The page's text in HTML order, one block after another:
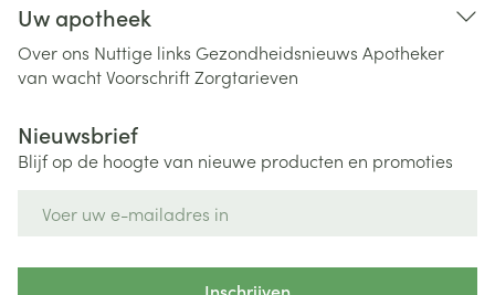
Uw apotheek
Over ons Nuttige links Gezondheidsnieuws Apotheker
van wachtVoorschriftZorgtarieven
Nieuwsbrief
Blijf op de hoogte van nieuwe producten en promoties